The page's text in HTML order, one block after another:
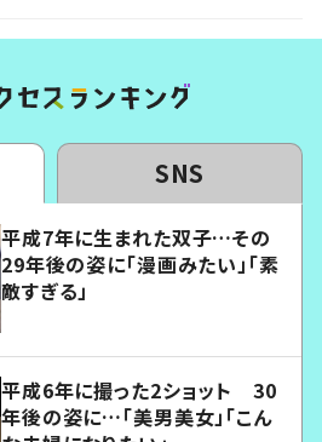
SNS
平成7年に生まれた双子…その
29年後の姿に「漫画みたい」「素
敵すぎる」
平成6年に撮った2ショット 30
年後の姿に…「美男美女」「こん